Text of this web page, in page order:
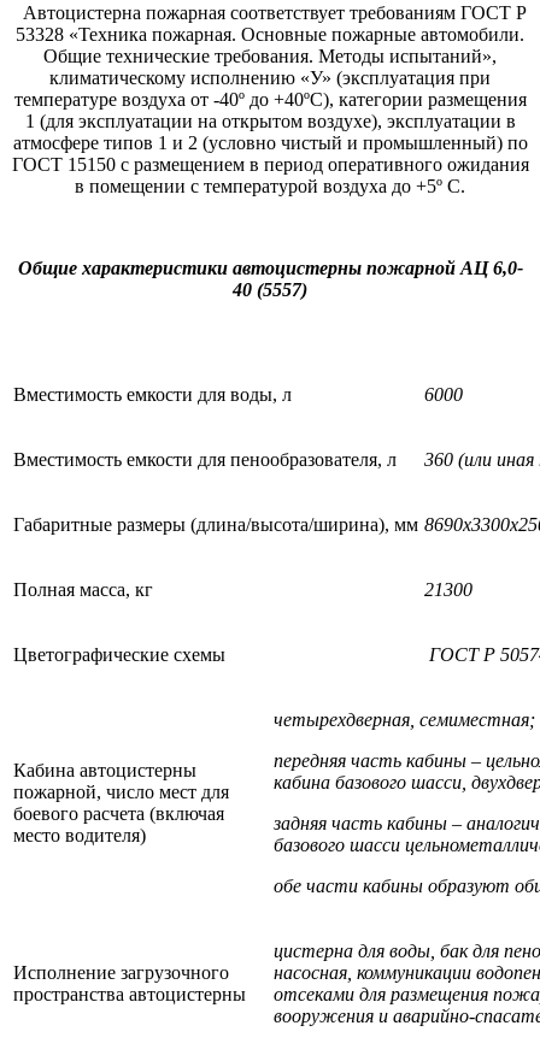
Автоцистерна пожарная соответствует требованиям ГОСТ Р
53328 «Техника пожарная. Основные пожарные автомобили.
Общие технические требования. Методы испытаний»,
климатическому исполнению «У» (эксплуатация при
температуре воздуха от -40º до +40ºС), категории размещения
1 (для эксплуатации на открытом воздухе), эксплуатации в
атмосфере типов 1 и 2 (условно чистый и промышленный) по
ГОСТ 15150 с размещением в период оперативного ожидания
в помещении с температурой воздуха до +5º С.
Общие характеристики автоцистерны пожарной АЦ 6,0-
40 (5557)
Вместимость емкости для воды, л 6000
Вместимость емкости для пенообразователя, л 360 (или
Габаритные размеры (длина/высота/ширина), мм
Полная масса, кг 21300
Цветографические схемы ГОСТ Р
Кабина автоцистерны
пожарной, число мест для
боевого расчета (включая
место водителя)
четырехдверная, семиместная;
передняя часть кабины –
кабина базового шасси,
задняя часть кабины –
базового шасси
обе части кабины образуют
Исполнение загрузочного
пространства автоцистерны
цистерна для воды, бак для
насосная, коммуникации
отсеками для размещения
вооружения и аварийно-